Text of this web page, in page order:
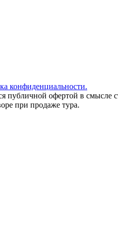
конфиденциальности.
публичной офертой в
при продаже тура.